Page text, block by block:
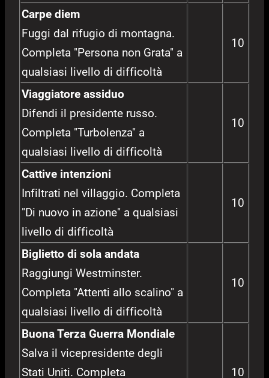
Carpe diem
Fuggi dal rifugio di montagna.
Completa "Persona non Grata" a
qualsiasi livello di difficoltà
10
Viaggiatore assiduo
Difendi il presidente russo.
Completa "Turbolenza" a
qualsiasi livello di difficoltà
10
Cattive intenzioni
Infiltrati nel villaggio. Completa
"Di nuovo in azione" a qualsiasi
livello di difficoltà
10
Biglietto di sola andata
Raggiungi Westminster.
Completa "Attenti allo scalino" a
qualsiasi livello di difficoltà
10
Buona Terza Guerra Mondiale
Salva il vicepresidente degli
Stati Uniti. Completa
10